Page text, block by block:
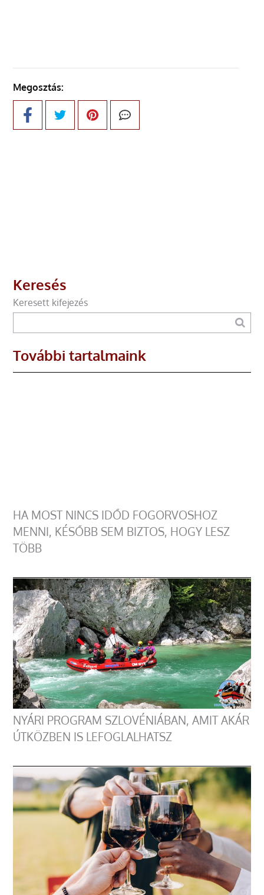
Megosztás:
Keresés
Keresett kifejezés
További tartalmaink
HA MOST NINCS IDŐD FOGORVOSHOZ
MENNI, KÉSŐBB SEM BIZTOS, HOGY LESZ
TÖBB
NYÁRI PROGRAM SZLOVÉNIÁBAN, AMIT AKÁR
ÚTKÖZBEN IS LEFOGLALHATSZ